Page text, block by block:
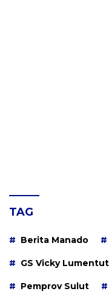
TAG
Berita Manado
GS Vicky Lumentut
Pemprov Sulut